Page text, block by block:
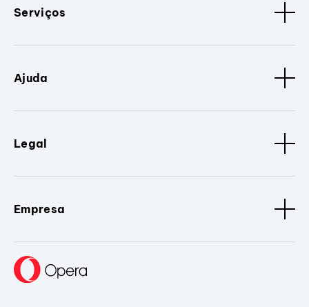
Serviços
Ajuda
Legal
Empresa